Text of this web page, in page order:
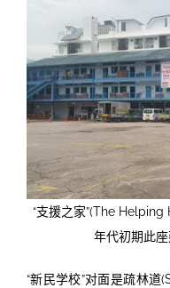
“支援之家”(The
年代初期此
“新民学校”对面是疏林道